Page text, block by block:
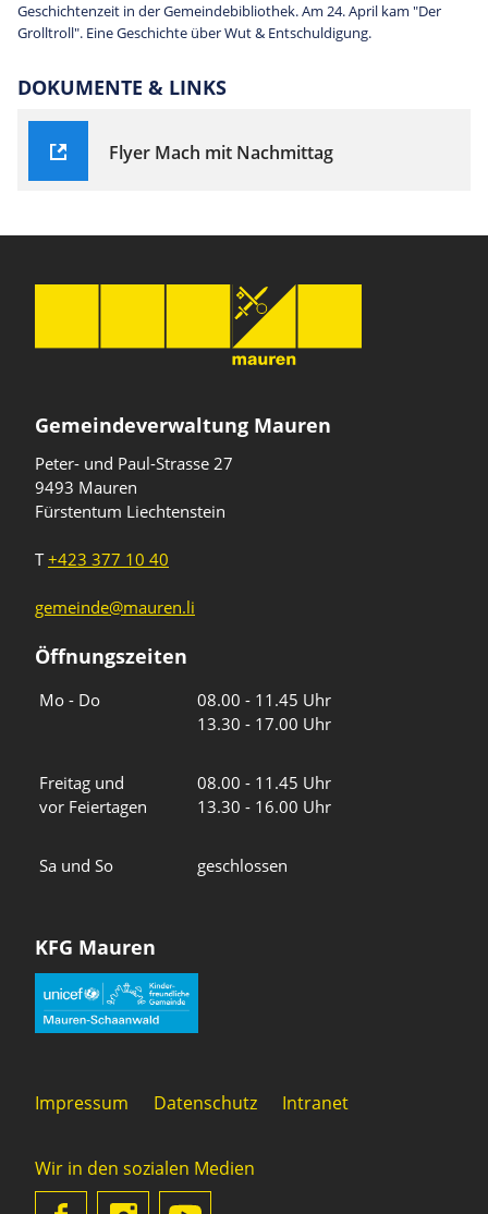
Geschichtenzeit in der Gemeindebibliothek. Am 24. April kam "Der
Grolltroll". Eine Geschichte über Wut & Entschuldigung.
DOKUMENTE & LINKS
Flyer Mach mit Nachmittag
Gemeindeverwaltung Mauren
Peter- und Paul-Strasse 27
9493 Mauren
Fürstentum Liechtenstein
T+423 377 10 40
gemeinde@mauren.li
Öffnungszeiten
Mo - Do
08.00 - 11.45 Uhr
13.30 - 17.00 Uhr
Freitag und
vor Feiertagen
08.00 - 11.45 Uhr
13.30 - 16.00 Uhr
Sa und So geschlossen
KFG Mauren
Impressum Datenschutz Intranet
Wir in den sozialen Medien